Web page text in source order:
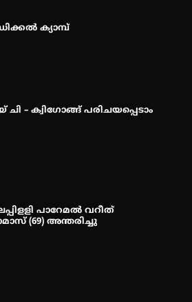
ഇരിങ്ങാലക്കുടയിൽ 4.4
മീറ്റർ മഴ ലഭിച്ചു
ക്യാമ്പ്
ചി – ക്വിഗോങ്ങ് പരിചയപ്പെടാം
പാറേമൽ വറീത്
(69) അന്തരിച്ചു